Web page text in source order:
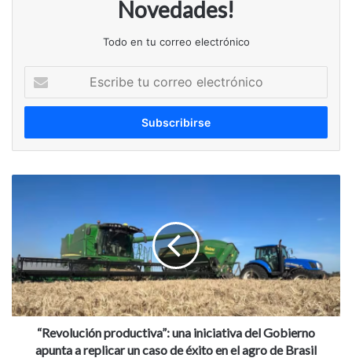
Novedades!
Todo en tu correo electrónico
correo
Gobierno
apunta
a
replicar
“Revolución productiva”: una iniciativa del Gobierno
apunta a replicar un caso de éxito en el agro de Brasil